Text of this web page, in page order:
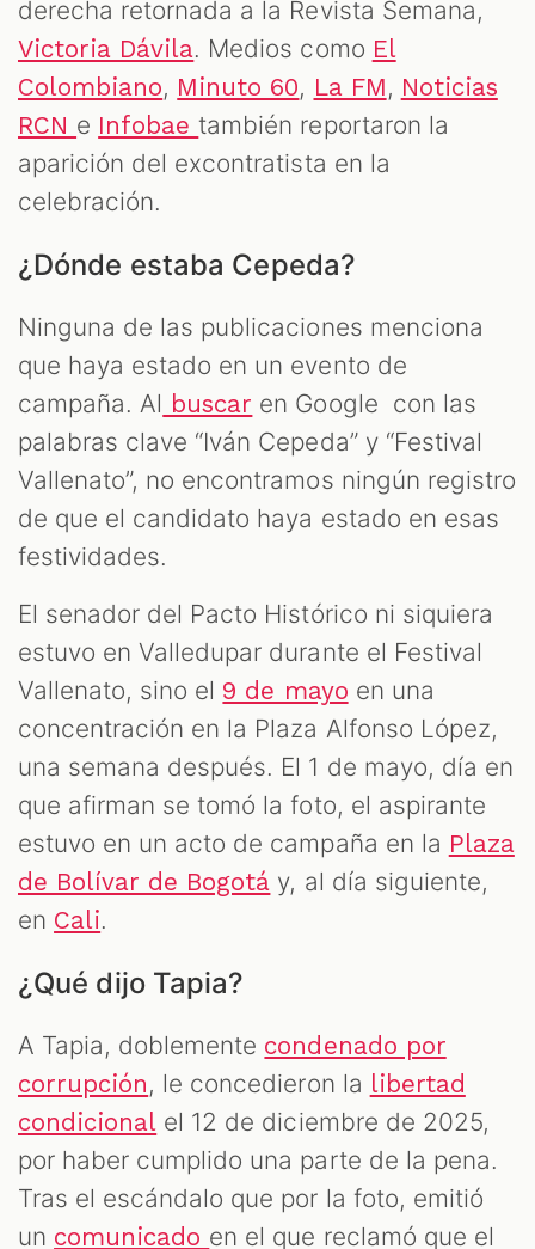
derecha retornada a la Revista Semana,
Victoria Dávila. Medios como El
Colombiano, Minuto 60, La FM, Noticias
RCN e Infobaetambién reportaron la
aparición del excontratista en la
celebración.
¿Dónde estaba Cepeda?
Ninguna de las publicaciones menciona
que haya estado en un evento de
campaña. Al buscar en Google con las
palabras clave “Iván Cepeda” y “Festival
Vallenato”, no encontramos ningún registro
de que el candidato haya estado en esas
festividades.
El senador del Pacto Histórico ni siquiera
estuvo en Valledupar durante el Festival
Vallenato, sino el 9 de mayo en una
concentración en la Plaza Alfonso López,
una semana después. El 1 de mayo, día en
que afirman se tomó la foto, el aspirante
estuvo en un acto de campaña en la Plaza
de Bolívar de Bogotá y, al día siguiente,
en Cali.
¿Qué dijo Tapia?
A Tapia, doblemente condenado por
corrupción, le concedieron la libertad
condicional el 12 de diciembre de 2025,
por haber cumplido una parte de la pena.
Tras el escándalo que por la foto, emitió
un comunicado en el que reclamó que el